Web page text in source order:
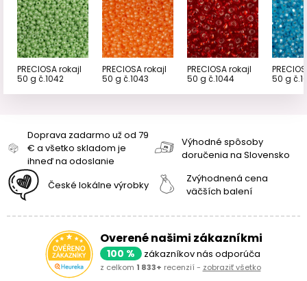
PRECIOSA rokajl
50 g č.1042
PRECIOSA rokajl
50 g č.1043
PRECIOSA rokajl
50 g č.1044
50 g
Doprava zadarmo už od 79
€ a všetko skladom je
ihneď na odoslanie
Výhodné spôsoby
doručenia na Slovensko
České lokálne výrobky
Zvýhodnená cena
väčších balení
Overené našimi zákazníkmi
100 % zákazníkov nás odporúča
z celkom 1 833+ recenzií - zobraziť všetko